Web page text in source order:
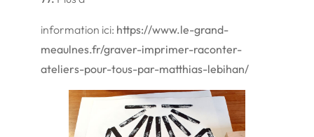
information ici: https://www.le-grand-
meaulnes.fr/graver-imprimer-raconter-
ateliers-pour-tous-par-matthias-lebihan/